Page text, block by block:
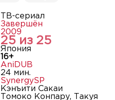
ТВ-сериал
Завершён
2009
25 из 25
Япония
16+
AniDUB
24 мин.
SynergySP
Кэнъити Сакаи
Томоко Конпару, Такуя